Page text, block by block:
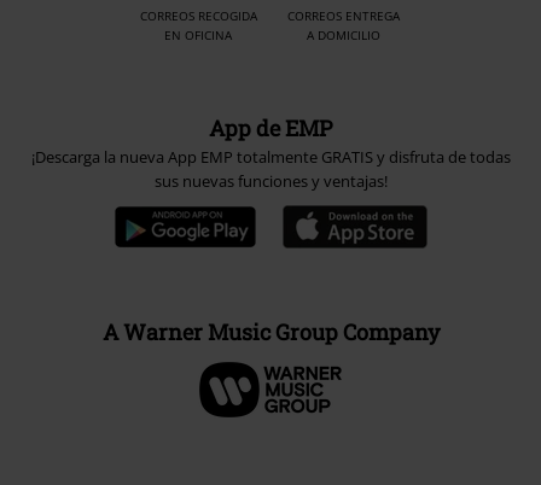
CORREOS RECOGIDA
EN OFICINA
CORREOS ENTREGA
A DOMICILIO
App de EMP
¡Descarga la nueva App EMP totalmente GRATIS y disfruta de todas
sus nuevas funciones y ventajas!
A Warner Music Group Company